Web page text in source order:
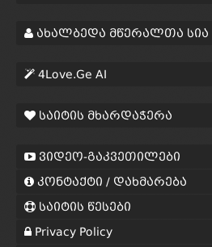
ახალბედა მწერალთა სია
4Love.Ge AI
საიტის მხარდაჭერა
ვიდეო-გაკვეთილები
კონტაქტი / დახმარება
საიტის წესები
Privacy Policy